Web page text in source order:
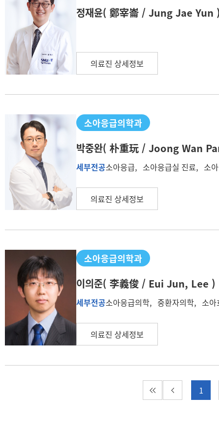
정재윤( 鄭宰崙 / Jung Jae Yun
의료진 상세정보
소아응급의학과
박중완( 朴重玩 / Joong Wan
세부전공소아응급, 소아응급실 진료, 소
의료진 상세정보
소아응급의학과
이의준( 李義俊 / Eui Jun, Lee )
세부전공소아응급의학, 중환자의학, 소
의료진 상세정보
첫 페이지이전 페이지
1